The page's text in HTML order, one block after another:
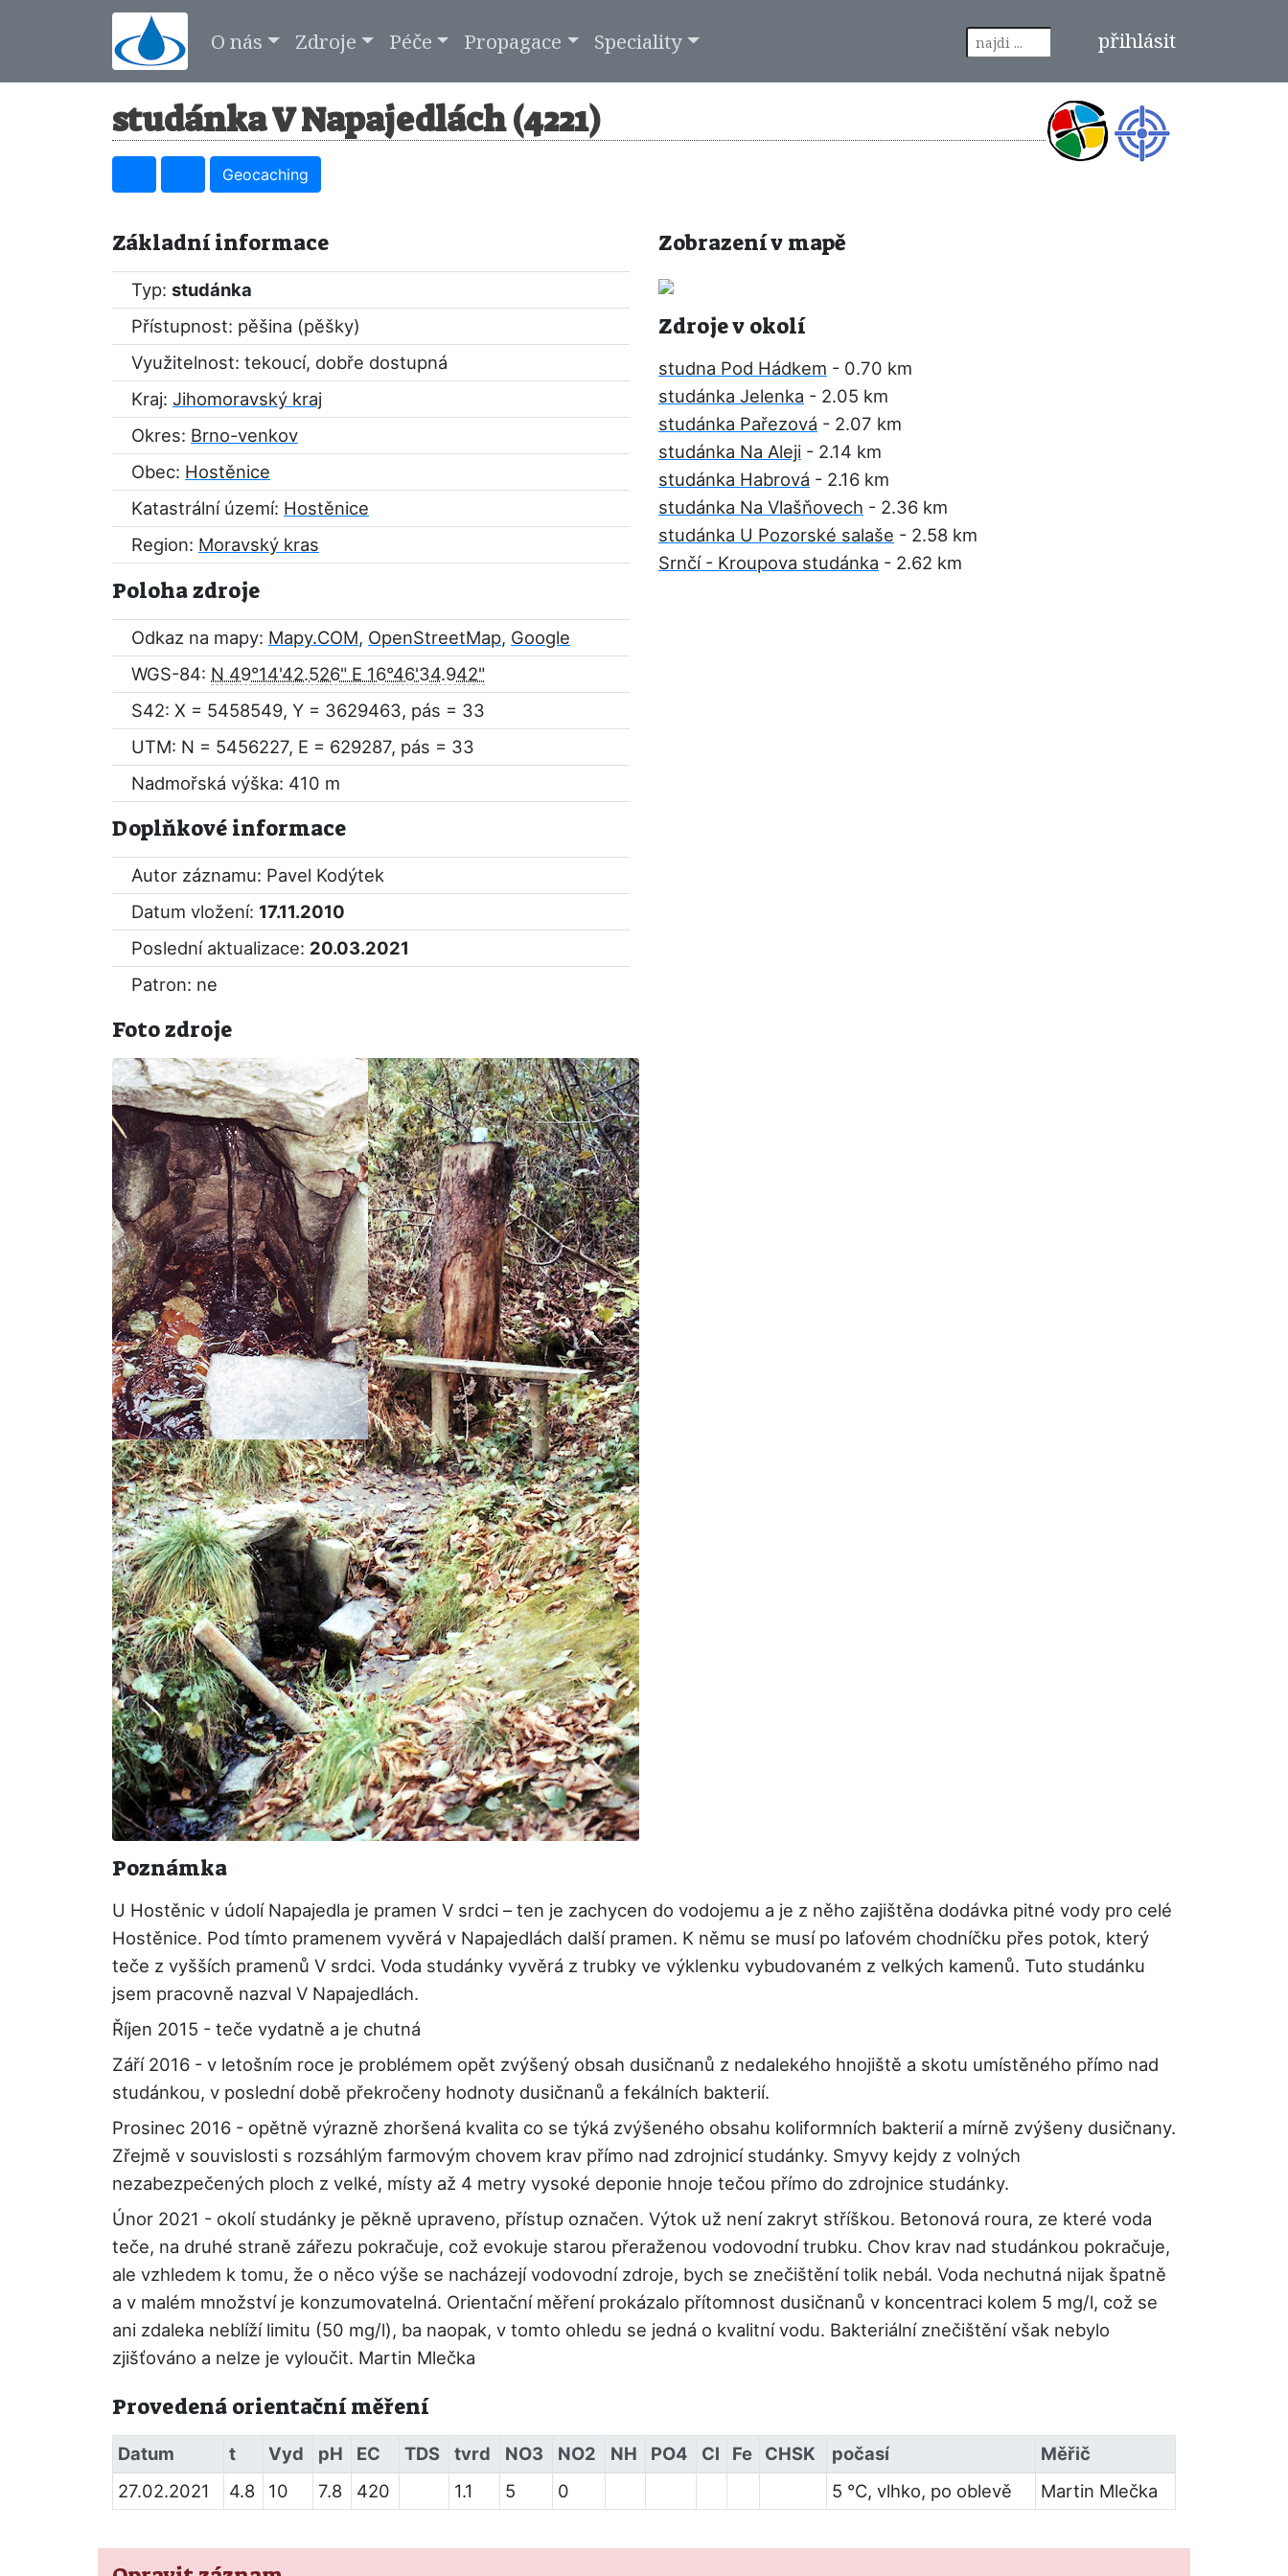
O nás Zdroje Péče Propagace Speciality přihlásit
studánka V Napajedlách (4221)
Geocaching
Základní informace
Typ: studánka
Přístupnost: pěšina (pěšky)
Využitelnost: tekoucí, dobře dostupná
Kraj: Jihomoravský kraj
Okres: Brno-venkov
Obec: Hostěnice
Katastrální území: Hostěnice
Region: Moravský kras
Poloha zdroje
Odkaz na mapy: Mapy.COM, OpenStreetMap, Google
WGS-84: N 49°14'42.526" E 16°46'34.942"
S42: X = 5458549, Y = 3629463, pás = 33
UTM: N = 5456227, E = 629287, pás = 33
Nadmořská výška: 410 m
Doplňkové informace
Autor záznamu: Pavel Kodýtek
Datum vložení: 17.11.2010
Poslední aktualizace: 20.03.2021
Patron: ne
Zobrazení v mapě
Zdroje v okolí
studna Pod Hádkem - 0.70 km
studánka Jelenka - 2.05 km
studánka Pařezová - 2.07 km
studánka Na Aleji - 2.14 km
studánka Habrová - 2.16 km
studánka Na Vlašňovech - 2.36 km
studánka U Pozorské salaše - 2.58 km
Srnčí - Kroupova studánka - 2.62 km
Foto zdroje
Poznámka
U Hostěnic v údolí Napajedla je pramen V srdci – ten je zachycen do vodojemu a je z něho zajištěna dodávka pitné vody pro celé
Hostěnice. Pod tímto pramenem vyvěrá v Napajedlách další pramen. K němu se musí po laťovém chodníčku přes potok, který
teče z vyšších pramenů V srdci. Voda studánky vyvěrá z trubky ve výklenku vybudovaném z velkých kamenů. Tuto studánku
jsem pracovně nazval V Napajedlách.
Říjen 2015 - teče vydatně a je chutná
Září 2016 - v letošním roce je problémem opět zvýšený obsah dusičnanů z nedalekého hnojiště a skotu umístěného přímo nad
studánkou, v poslední době překročeny hodnoty dusičnanů a fekálních bakterií.
Prosinec 2016 - opětně výrazně zhoršená kvalita co se týká zvýšeného obsahu koliformních bakterií a mírně zvýšeny dusičnany.
Zřejmě v souvislosti s rozsáhlým farmovým chovem krav přímo nad zdrojnicí studánky. Smyvy kejdy z volných
nezabezpečených ploch z velké, místy až 4 metry vysoké deponie hnoje tečou přímo do zdrojnice studánky.
Únor 2021 - okolí studánky je pěkně upraveno, přístup označen. Výtok už není zakryt stříškou. Betonová roura, ze které voda
teče, na druhé straně zářezu pokračuje, což evokuje starou přeraženou vodovodní trubku. Chov krav nad studánkou pokračuje,
ale vzhledem k tomu, že o něco výše se nacházejí vodovodní zdroje, bych se znečištění tolik nebál. Voda nechutná nijak špatně
a v malém množství je konzumovatelná. Orientační měření prokázalo přítomnost dusičnanů v koncentraci kolem 5 mg/l, což se
ani zdaleka neblíží limitu (50 mg/l), ba naopak, v tomto ohledu se jedná o kvalitní vodu. Bakteriální znečištění však nebylo
zjišťováno a nelze je vyloučit. Martin Mlečka
Provedená orientační měření
Datum t Vyd pH EC TDS tvrd NO3 NO2 NH PO4 Cl Fe CHSK počasí
Měřič
27.02.2021
4.8 10 7.8 420 1.1 5 0 5 °C, vlhko, po oblevě Martin Mlečka